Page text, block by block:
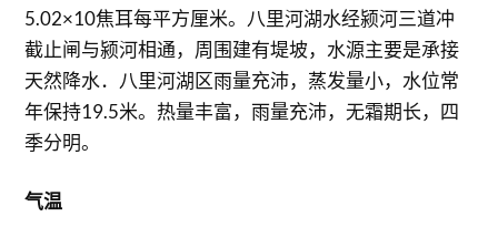
5.02×10焦耳每平方厘米。八里河湖水经颍河三道冲
截止闸与颍河相通，周围建有堤坡，水源主要是承接
天然降水．八里河湖区雨量充沛，蒸发量小，水位常
年保持19.5米。热量丰富，雨量充沛，无霜期长，四
季分明。
气温